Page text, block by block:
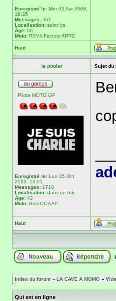
Enregistré le: Mer 02 Avr 2008,
19:35
Messages: 561
Localisation: saint lys
Âge: 60
Moto: RSV4 Factory APRC
Haut
le poulet Sujet du
Pilote MOTO GP
Enregistré le: Lun 05 Oct
2009, 13:51
Messages: 1718
Localisation: dans un bac
Âge: 42
Moto: BrooOOAAP
Haut
Index du forum » LA CAVE A MOMO »
Qui est en ligne